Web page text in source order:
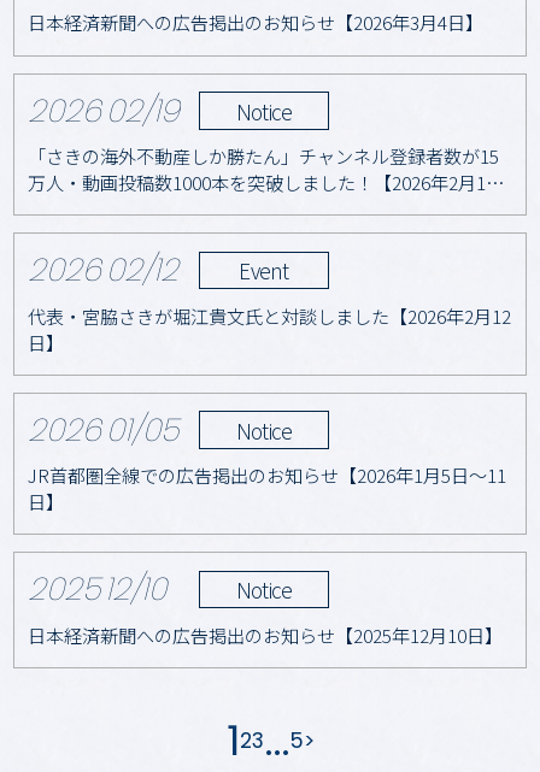
日本経済新聞への広告掲出のお知らせ【2026年3月4日】
2026 02/19 Notice
「さきの海外不動産しか勝たん」チャンネル登録者数が15
万人・動画投稿数1000本を突破しました！【2026年2月19
日】
2026 02/12 Event
代表・宮脇さきが堀江貴文氏と対談しました【2026年2月12
日】
2026 01/05 Notice
JR首都圏全線での広告掲出のお知らせ【2026年1月5日～11
日】
2025 12/10 Notice
日本経済新聞への広告掲出のお知らせ【2025年12月10日】
123…5>